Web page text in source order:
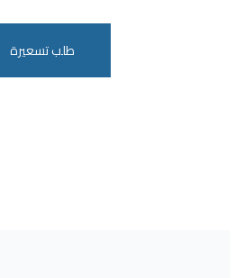
طلب تسعيرة